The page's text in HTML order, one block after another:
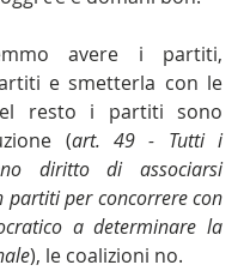
e smetterla con le
resto i partiti sono
(art. 49 - Tutti i
diritto di associarsi
partiti per concorrere con
a determinare la
), le coalizioni no.